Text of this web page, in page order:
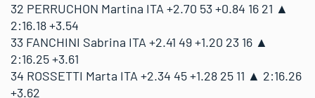
32 PERRUCHON Martina ITA +2.70 53 +0.84 16 21 ▲
2:16.18 +3.54
33 FANCHINI Sabrina ITA +2.41 49 +1.20 23 16 ▲
2:16.25 +3.61
34 ROSSETTI Marta ITA +2.34 45 +1.28 25 11 ▲ 2:16.26
+3.62